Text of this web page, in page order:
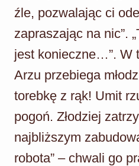
źle, pozwalając ci
zapraszając na nic”.
jest konieczne…”. W
Arzu przebiega
torebkę z rąk! Umit
pogoń. Złodziej
najbliższym
robota” – chwali go